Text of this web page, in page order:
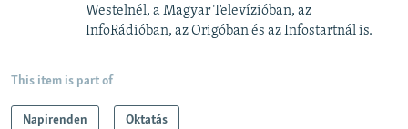
Westelnél, a Magyar Televízióban, az
InfoRádióban, az Origóban és az Infostartnál is.
This item is part of
Napirenden Oktatás